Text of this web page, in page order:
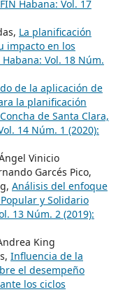
Habana: Vol. 17
La planificación
impacto en los
Habana: Vol. 18 Núm.
de la aplicación de
la planificación
de Santa Clara,
14 Núm. 1 (2020):
Vinicio
Garcés Pico,
Análisis del enfoque
y Solidario
13 Núm. 2 (2019):
King
Influencia de la
el desempeño
los ciclos